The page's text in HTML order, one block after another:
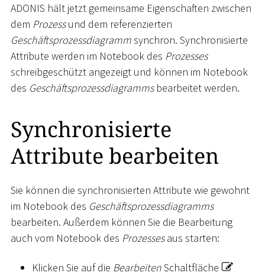
ADONIS hält jetzt gemeinsame Eigenschaften zwischen
dem Prozessund dem referenzierten
Geschäftsprozessdiagrammsynchron. Synchronisierte
Attribute werden im Notebook des Prozesses
schreibgeschützt angezeigt und können im Notebook
des Geschäftsprozessdiagrammsbearbeitet werden.
Synchronisierte
Attribute bearbeiten
Sie können die synchronisierten Attribute wie gewohnt
im Notebook des Geschäftsprozessdiagramms
bearbeiten. Außerdem können Sie die Bearbeitung
auch vom Notebook des Prozessesaus starten:
Klicken Sie auf die BearbeitenSchaltfläche